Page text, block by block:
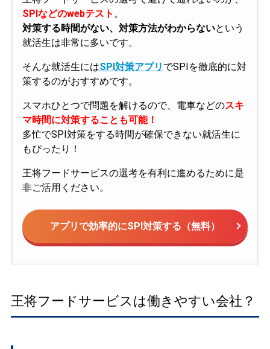
SPIなどのwebテスト 。
対策する時間がない、対策方法がわからないという
就活生は非常に多いです。
そんな就活生にはSPI対策アプリ でSPIを徹底的に対
策するのがおすすめです。
スマホひとつで問題を解けるので、電車などのスキ
マ時間に対策することも可能！
多忙でSPI対策をする時間が確保できない就活生に
もぴったり！
王将フードサービスの選考を有利に進めるために是
非ご活用ください。
アプリで効率的にSPI対策する（無料）
王将フードサービスは働きやすい会社？